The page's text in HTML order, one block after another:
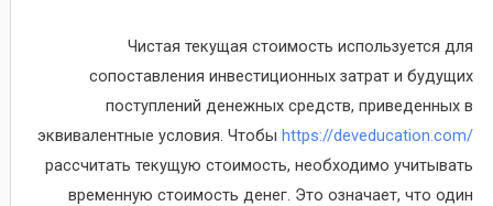
Чистая текущая стоимость используется для
сопоставления инвестиционных затрат и будущих
поступлений денежных средств, приведенных в
эквивалентные условия. Чтобыhttps://deveducation.com/
рассчитать текущую стоимость, необходимо учитывать
временную стоимость денег. Это означает, что один